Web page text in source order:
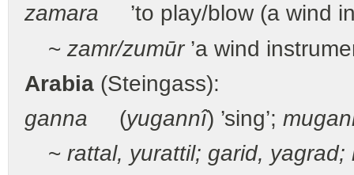
zamara ’to play/blow (a wind
~ zamr/zumūr’a wind
Arabia (Steingass):
ganna (yugannî) ’sing’;
~ rattal, yurattil; garid,